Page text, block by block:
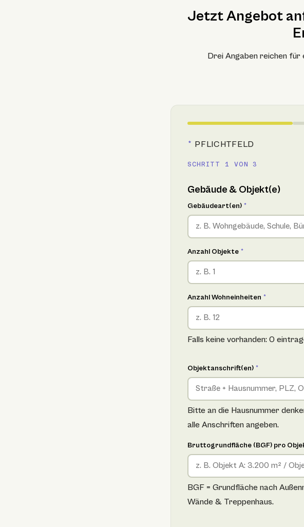
Jetzt Angebot
Drei Angaben reichen für
* PFLICHTFELD
SCHRITT 1 VON 3
Gebäude & Objekt(e)
Gebäudeart(en) *
Anzahl Objekte *
Anzahl Wohneinheiten *
Falls keine vorhanden: 0
Objektanschrift(en) *
Bitte an die Hausnummer
alle Anschriften angeben.
Bruttogrundfläche (BGF) pro
BGF = Grundfläche nach
Wände & Treppenhaus.